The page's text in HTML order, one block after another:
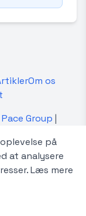
Om os
Pace Group |
platform, der
forskellige
Vi er ikke
med de
på
at analysere
Læs mere